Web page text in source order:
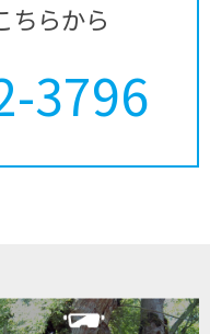
ちらから
3796